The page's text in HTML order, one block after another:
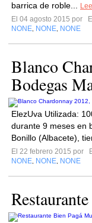
barrica de roble...
El 04 agosto 2015 por
NONE NONE NONE
Blanco
Bodegas
ElezUva Utilizada:
durante 9 meses en
Bonillo (Albacete),
El 22 febrero 2015 por
NONE NONE NONE